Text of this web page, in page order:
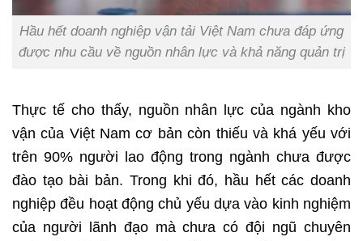
Hầu hết doanh nghiệp vận tải Việt Nam chưa đáp ứng
được nhu cầu về nguồn nhân lực và khả năng quản trị
Thực tế cho thấy, nguồn nhân lực của ngành kho
vận của Việt Nam cơ bản còn thiếu và khá yếu với
trên 90% người lao động trong ngành chưa được
đào tạo bài bản. Trong khi đó, hầu hết các doanh
nghiệp đều hoạt động chủ yếu dựa vào kinh nghiệm
của người lãnh đạo mà chưa có đội ngũ chuyên